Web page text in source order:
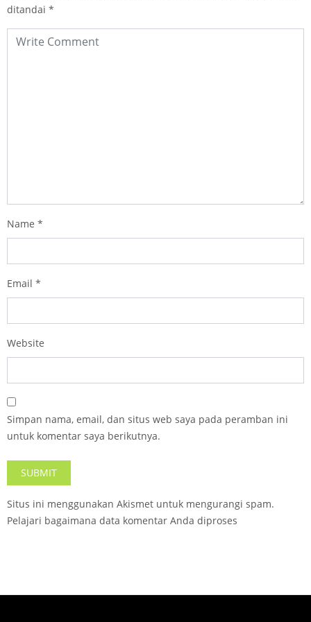
ditandai *
Name *
Email *
Website
Simpan nama, email, dan situs web saya pada peramban ini
untuk komentar saya berikutnya.
Situs ini menggunakan Akismet untuk mengurangi spam.
Pelajari bagaimana data komentar Anda diproses